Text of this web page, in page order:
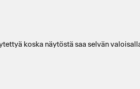
saa selvän valoisalla säällä ja laite toimii ripeästi ja